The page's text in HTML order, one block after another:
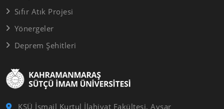
KSÜ İsmail Kurtul İlahiyat Fakültesi, Avşar
Sıfır Atık Projesi
Yönergeler
Deprem Şehitleri